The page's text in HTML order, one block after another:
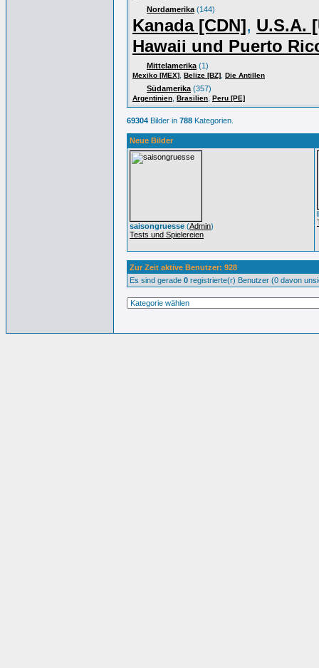
Nordamerika (144)
Kanada [CDN], U.S.A.
Hawaii und Puerto
Mittelamerika (1)
Mexiko [MEX] Belize [BZ] Die Antillen
Südamerika (357)
Argentinien Brasilien Peru [PE]
69304 Bilder in 788 Kategorien.
Neue Bilder
saisongruesse (Admin)
Tests und Spielereien
Zur Zeit aktive Benutzer: 928
Es sind gerade 0 registrierte(r) Benutzer (0 davon